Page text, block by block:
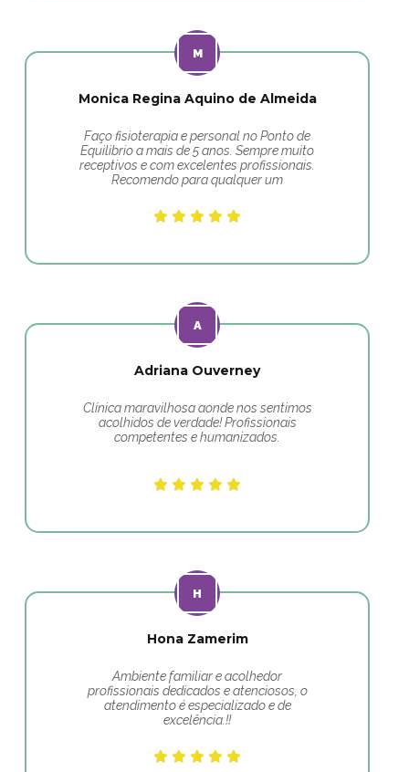
Monica Regina Aquino de Almeida
Faço fisioterapia e personal no Ponto de
Equilibrio a mais de 5 anos. Sempre muito
receptivos e com excelentes profissionais.
Recomendo para qualquer um
Adriana Ouverney
Clínica maravilhosa aonde nos sentimos
acolhidos de verdade! Profissionais
competentes e humanizados.
Hona Zamerim
Ambiente familiar e acolhedor
profissionais dedicados e atenciosos, o
atendimento é especializado e de
excelência.!!